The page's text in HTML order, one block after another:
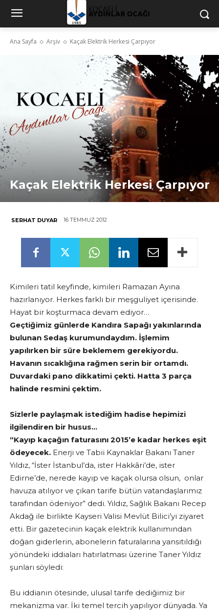
Ana Sayfa Arşiv Kaçak Elektrik Herkesi Çarpıyor
Kaçak Elektrik Herkesi Çarpıyor
SERHAT DUYAR 16 TEMMUZ 2012
Kimileri tatil keyfinde, kimileri Ramazan Ayına
hazırlanıyor. Herkes farklı bir meşguliyet içerisinde.
Hayat bir koşturmaca devam ediyor…
Geçtiğimiz günlerde Kandıra Sapağı yakınlarında
bulunan Sedaş kurumundaydım. İşlemim
yapılırken bir süre beklemem gerekiyordu.
Havanın sıcaklığına rağmen serin bir ortamdı.
Duvardaki pano dikkatimi çekti. Hatta 3 parça
halinde resmini çektim.
Sizlerle paylaşmak istediğim hadise hepimizi
ilgilendiren bir husus…
“Kayıp kaçağın faturasını 2015’e kadar herkes eşit
ödeyecek. Enerji ve Tabii Kaynaklar Bakanı Taner
Yıldız, “İster İstanbul’da, ister Hakkâri’de, ister
Edirne’de, nerede kayıp ve kaçak olursa olsun, onlar
havuza atılıyor ve çıkan tarife bütün vatandaşlarımız
tarafından ödeniyor” dedi. Yıldız, Sağlık Bakanı Recep
Akdağ ile birlikte Kayseri Valisi Mevlüt Bilici’yi ziyaret
etti. Bir gazetecinin kaçak elektrik kullanımından
doğan giderlerin, abonelerin faturalarına yansıtıldığı
yönündeki iddiaları hatırlatması üzerine Taner Yıldız
şunları söyledi:
Bu iddianın ötesinde, ulusal tarife dediğimiz bir
mekanizma var. İki temel tercih yapılıyor dünyada. Ya